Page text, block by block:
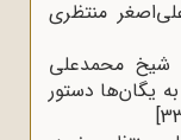
منتظری
شیخ محمدعلی
یگان‌ها دستور